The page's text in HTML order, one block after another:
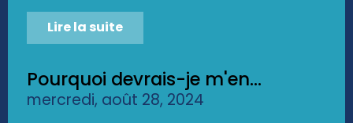
Lire la suite
Pourquoi devrais-je m'en...
mercredi, août 28, 2024